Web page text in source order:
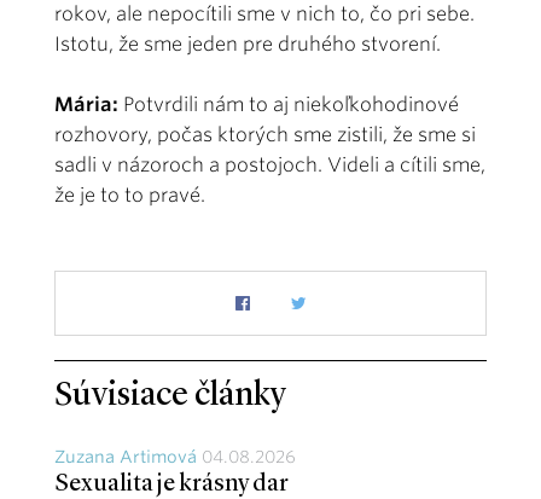
rokov, ale nepocítili sme v nich to, čo pri sebe.
Istotu, že sme jeden pre druhého stvorení.
Mária: Potvrdili nám to aj niekoľkohodinové
rozhovory, počas ktorých sme zistili, že sme si
sadli v názoroch a postojoch. Videli a cítili sme,
že je to to pravé.
Súvisiace články
Zuzana Artimová 04.08.2026
Sexualita je krásny dar